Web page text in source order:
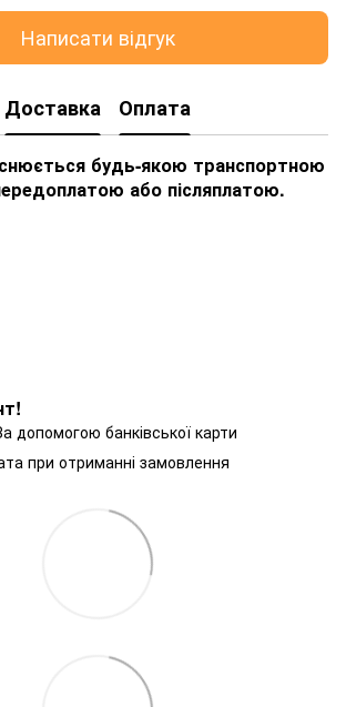
Написати відгук
Доставка Оплата
будь-якою транспортною
або післяплатою.
допомогою банківської карти
при отриманні замовлення